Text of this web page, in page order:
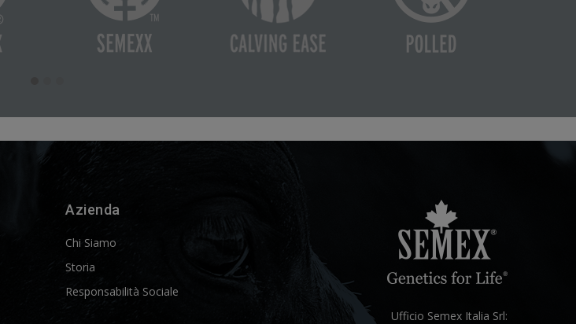
Azienda
Chi Siamo
Storia
Responsabilità Sociale
Ufficio Semex Italia Srl: